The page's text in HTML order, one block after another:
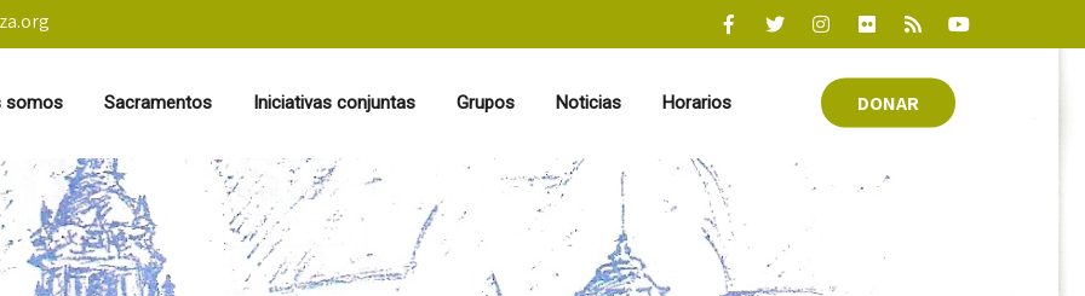
DONAR
somos Sacramentos Iniciativas conjuntas Grupos Noticias Horarios